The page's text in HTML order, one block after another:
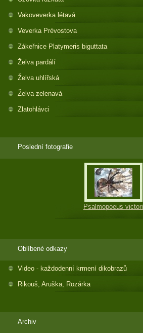
Vakoveverka létavá
Veverka Prévostova
Zákeřnice Platymeris biguttata
Želva pardálí
Želva uhlířská
Želva zelenavá
Zlatohlávci
Poslední fotografie
Psalmopoeus victori
Oblíbené odkazy
Video - každodenní krmení dikobrazů
Rikouš, Aruška, Rozárka
Archiv